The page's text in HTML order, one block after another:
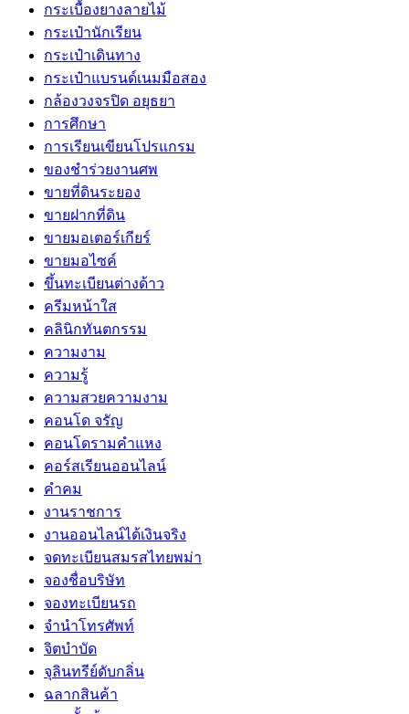
กระเบื้องยางลายไม้
กระเป๋านักเรียน
กระเป๋าเดินทาง
กระเป๋าแบรนด์เนมมือสอง
กล้องวงจรปิด อยุธยา
การศึกษา
การเรียนเขียนโปรแกรม
ของชำร่วยงานศพ
ขายที่ดินระยอง
ขายฝากที่ดิน
ขายมอเตอร์เกียร์
ขายมอไซค์
ขึ้นทะเบียนต่างด้าว
ครีมหน้าใส
คลินิกทันตกรรม
ความงาม
ความรู้
ความสวยความงาม
คอนโด จรัญ
คอนโดรามคำแหง
คอร์สเรียนออนไลน์
คำคม
งานราชการ
งานออนไลน์ได้เงินจริง
จดทะเบียนสมรสไทยพม่า
จองชื่อบริษัท
จองทะเบียนรถ
จำนำโทรศัพท์
จิตบำบัด
จุลินทรีย์ดับกลิ่น
ฉลากสินค้า